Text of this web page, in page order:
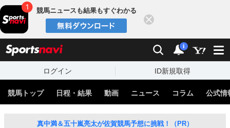
競馬ニュースも結果もすぐわかる
検索 通知
i
ログイン ID新規取得
競馬トップ 日程・結果 動画 ニュース コラム 公式情
真中満＆五十嵐亮太が佐賀競馬予想に挑戦！（PR）